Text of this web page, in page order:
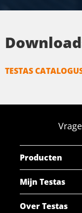
TESTAS
Producten
Mijn Testas
Over Testas